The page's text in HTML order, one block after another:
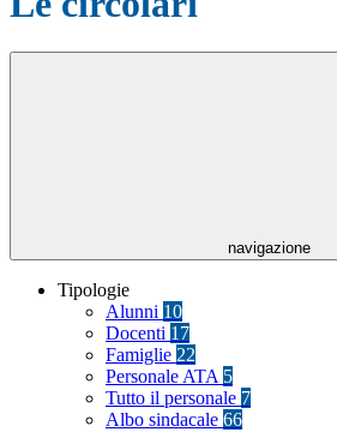
navigazione
Tipologie
Alunni 10
Docenti 17
Famiglie 22
Personale ATA 5
Tutto il personale 7
Albo sindacale 66